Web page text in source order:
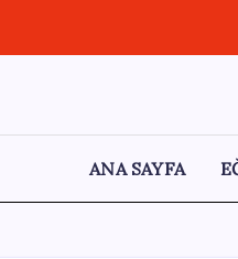
ANA SAYFA